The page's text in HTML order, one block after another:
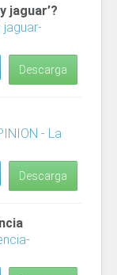
jaguar’?
jaguar-
Descarga
- La
Descarga